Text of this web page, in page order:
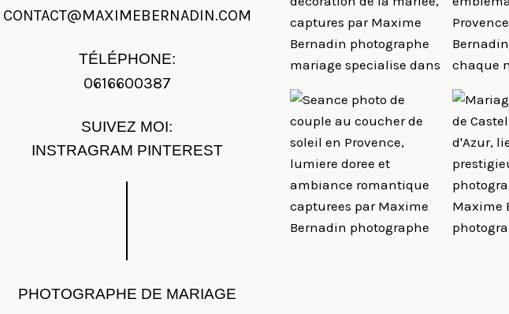
CONTACT@MAXIMEBERNADIN.COM
TÉLÉPHONE:
0616600387
SUIVEZ MOI:
INSTRAGRAM PINTEREST
PHOTOGRAPHE DE MARIAGE